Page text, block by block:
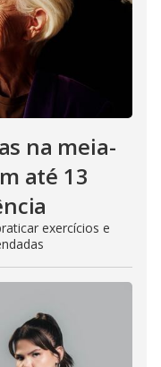
na meia-
até 13
exercícios e